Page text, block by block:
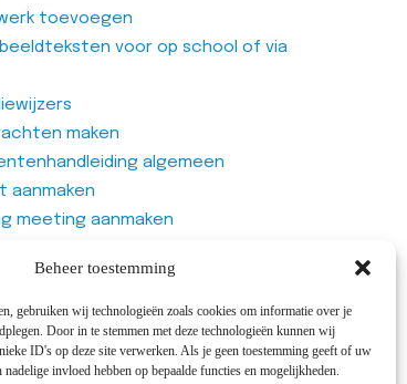
Beheer toestemming
gebruiken wij technologieën zoals cookies om informatie over je
Door in te stemmen met deze technologieën kunnen wij
ID's op deze site verwerken. Als je geen toestemming geeft of uw
invloed hebben op bepaalde functies en mogelijkheden.
toevoegen
voor op school of via
maken
algemeen
aanmaken
meeting aanmaken
Office365 Forms gebruiken